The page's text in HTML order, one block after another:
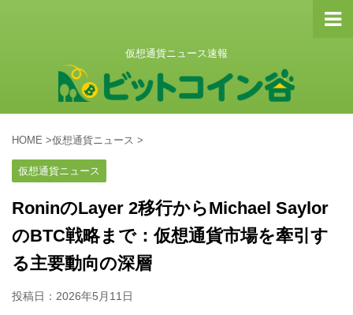
仮想通貨ニュース速報
HOME >仮想通貨ニュース >
仮想通貨ニュース
RoninのLayer 2移行からMichael Saylor
のBTC戦略まで：仮想通貨市場を牽引す
る主要動向の深層
投稿日： 2026年5月11日